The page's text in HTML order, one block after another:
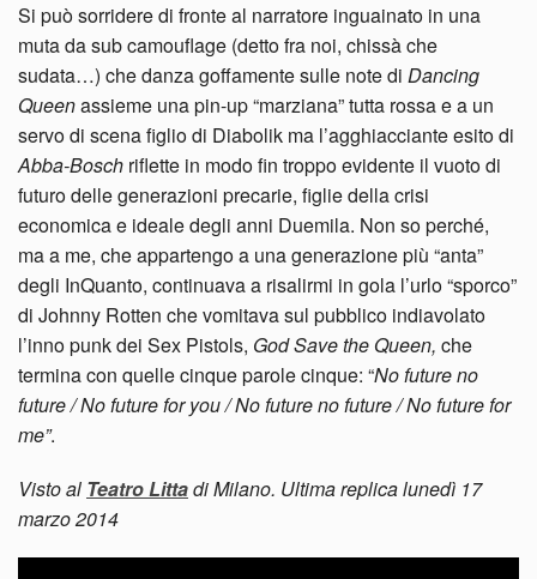
Si può sorridere di fronte al narratore inguainato in una
muta da sub camouflage (detto fra noi, chissà che
sudata…) che danza goffamente sulle note di Dancing
Queenassieme una pin-up “marziana” tutta rossa e a un
servo di scena figlio di Diabolik ma l’agghiacciante esito di
Abba-Bosch riflette in modo fin troppo evidente il vuoto di
futuro delle generazioni precarie, figlie della crisi
economica e ideale degli anni Duemila. Non so perché,
ma a me, che appartengo a una generazione più “anta”
degli InQuanto, continuava a risalirmi in gola l’urlo “sporco”
di Johnny Rotten che vomitava sul pubblico indiavolato
l’inno punk dei Sex Pistols, God Save the Queen, che
termina con quelle cinque parole cinque: “No future no
future / No future for you / No future no future / No future for
me”.
Visto al Teatro Littadi Milano. Ultima replica lunedì 17
marzo 2014